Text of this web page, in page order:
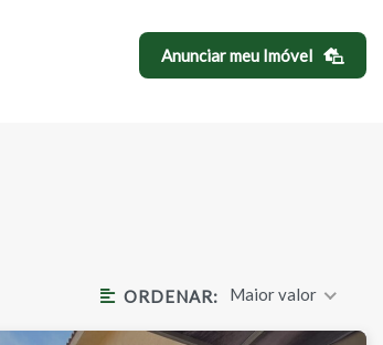
Anunciar meu Imóvel
ORDENAR: Maior valor